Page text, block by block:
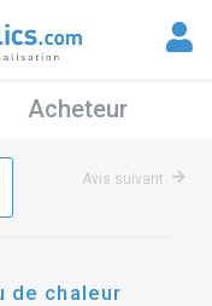
Acheteur
Avis suivant
de chaleur